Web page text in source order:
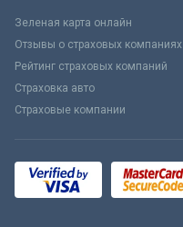
Зеленая карта онлайн
Отзывы о страховых компаниях
Рейтинг страховых компаний
Страховка авто
Страховые компании